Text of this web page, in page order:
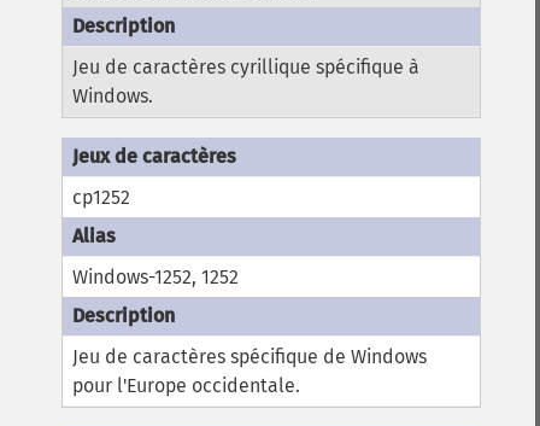
Jeu de caractères cyrillique spécifique à
Windows.
cp1252
Windows-1252, 1252
Jeu de caractères spécifique de Windows
pour l'Europe occidentale.